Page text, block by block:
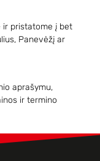
ir pristatome į bet
Panevėžį ar
aprašymu,
ir termino